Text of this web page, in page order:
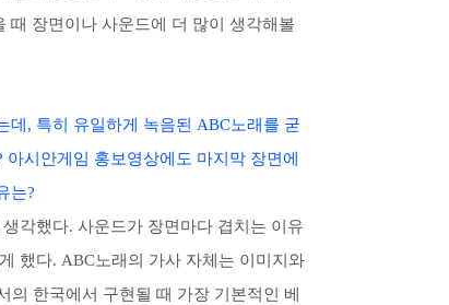
때 장면이나 사운드에 더 많이 생각해볼
데, 특히 유일하게 녹음된 ABC노래를 굳
시안게임 홍보영상에도 마지막 장면에
는?
각했다. 사운드가 장면마다 겹치는 이유
했다. ABC노래의 가사 자체는 이미지와
한국에서 구현될 때 가장 기본적인 베